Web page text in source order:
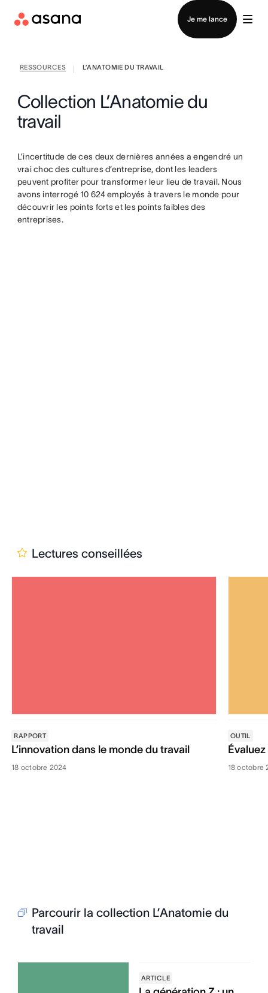
Je me lance
Contacter le service commercial
RESSOURCES L’ANATOMIE DU TRAVAIL
Collection L’Anatomie du
travail
L’incertitude de ces deux dernières années a engendré un
vrai choc des cultures d’entreprise, dont les leaders
peuvent profiter pour transformer leur lieu de travail. Nous
avons interrogé 10 624 employés à travers le monde pour
découvrir les points forts et les points faibles des
entreprises.
Lectures conseillées
RAPPORT
L’innovation dans le monde du travail
18 octobre 2024
OUTIL
18 octobre
Parcourir la collection L’Anatomie du
travail
ARTICLE